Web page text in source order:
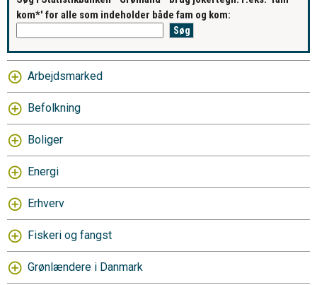
kom*' for alle som indeholder både fam og kom:
Arbejdsmarked
Befolkning
Boliger
Energi
Erhverv
Fiskeri og fangst
Grønlændere i Danmark